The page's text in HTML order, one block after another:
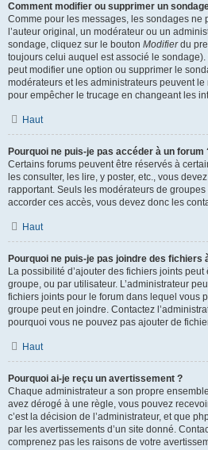
Comment modifier ou supprimer un
Comme pour les messages, les sondages ne
l’auteur original, un modérateur ou un
sondage, cliquez sur le bouton Modifierdu
toujours celui auquel est associé le sondage).
peut modifier une option ou supprimer le
modérateurs et les administrateurs peuvent
pour empêcher le trucage en changeant les
Haut
Pourquoi ne puis-je pas accéder à un forum
Certains forums peuvent être réservés à
les consulter, les lire, y poster, etc., vous
rapportant. Seuls les modérateurs de
accorder ces accès, vous devez donc les
Haut
Pourquoi ne puis-je pas joindre des fichiers
La possibilité d’ajouter des fichiers joints
groupe, ou par utilisateur. L’administrateur
fichiers joints pour le forum dans lequel vous
groupe peut en joindre. Contactez
pourquoi vous ne pouvez pas ajouter de
Haut
Pourquoi ai-je reçu un avertissement ?
Chaque administrateur a son propre
avez dérogé à une règle, vous pouvez
c’est la décision de l’administrateur, et que
par les avertissements d’un site donné.
comprenez pas les raisons de votre